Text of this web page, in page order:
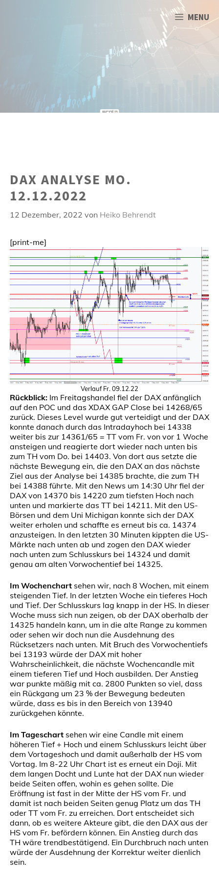
MENU
DAX ANALYSE MO.
12.12.2022
12 Dezember, 2022 von Heiko Behrendt
[print-me]
Verlauf Fr. 09.12.22
Rückblick: Im Freitagshandel fiel der DAX anfänglich
auf den POC und das XDAX GAP Close bei 14268/65
zurück. Dieses Level wurde gut verteidigt und der DAX
konnte danach durch das Intradayhoch bei 14338
weiter bis zur 14361/65 = TT vom Fr. von vor 1 Woche
ansteigen und reagierte dort wieder nach unten bis
zum TH vom Do. bei 14403. Von dort aus setzte die
nächste Bewegung ein, die den DAX an das nächste
Ziel aus der Analyse bei 14385 brachte, die zum TH
bei 14388 führte. Mit den News um 14:30 Uhr fiel der
DAX von 14370 bis 14220 zum tiefsten Hoch nach
unten und markierte das TT bei 14211. Mit den US-
Börsen und dem Uni Michigan konnte sich der DAX
weiter erholen und schaffte es erneut bis ca. 14374
anzusteigen. In den letzten 30 Minuten kippten die US-
Märkte nach unten ab und zogen den DAX wieder
nach unten zum Schlusskurs bei 14324 und damit
genau am alten Vorwochentief bei 14325.
Im Wochenchart sehen wir, nach 8 Wochen, mit einem
steigenden Tief. In der letzten Woche ein tieferes Hoch
und Tief. Der Schlusskurs lag knapp in der HS. In dieser
Woche muss sich nun zeigen, ob der DAX oberhalb der
14325 handeln kann, um in die alte Range zu kommen
oder sehen wir doch nun die Ausdehnung des
Rücksetzers nach unten. Mit Bruch des Vorwochentiefs
bei 13193 würde der DAX mit hoher
Wahrscheinlichkeit, die nächste Wochencandle mit
einem tieferen Tief und Hoch ausbilden. Der Anstieg
war punkte mäßig mit ca. 2800 Punkten so viel, dass
ein Rückgang um 23 % der Bewegung bedeuten
würde, dass es bis in den Bereich von 13940
zurückgehen könnte.
Im Tageschart sehen wir eine Candle mit einem
höheren Tief + Hoch und einem Schlusskurs leicht über
dem Vortageshoch und damit außerhalb der HS vom
Vortag. Im 8-22 Uhr Chart ist es erneut ein Doji. Mit
dem langen Docht und Lunte hat der DAX nun wieder
beide Seiten offen, wohin es gehen sollte. Die
Eröffnung ist fast in der Mitte der HS vom Fr. und
damit ist nach beiden Seiten genug Platz um das TH
oder TT vom Fr. zu erreichen. Dort entscheidet sich
dann, ob es weitere Akteure gibt, die den DAX aus der
HS vom Fr. befördern können. Ein Anstieg durch das
TH wäre trendbestätigend. Ein Durchbruch nach unten
würde der Ausdehnung der Korrektur weiter dienlich
sein.